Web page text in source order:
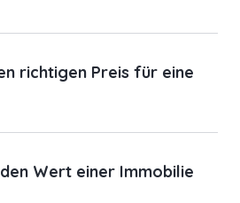
richtigen Preis für eine
Wert einer Immobilie